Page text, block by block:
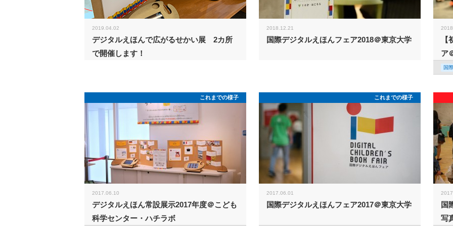
2019.04.02
デジタルえほんで広がるせかい展 2カ所
で開催します！
2018.12.21
国際デジタルえほんフェア2018＠東京大学
ア
国
これまでの様子
2017.06.10
デジタルえほん常設展示2017年度＠こども
科学センター・ハチラボ
これまでの様子
2017.06.01
国際デジタルえほんフェア2017＠東京大学
国
写